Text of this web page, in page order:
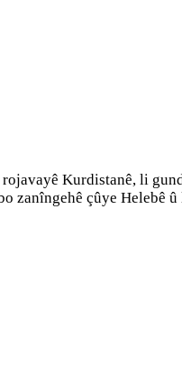
Kurdistanê, li
zanîngehê çûye Helebê